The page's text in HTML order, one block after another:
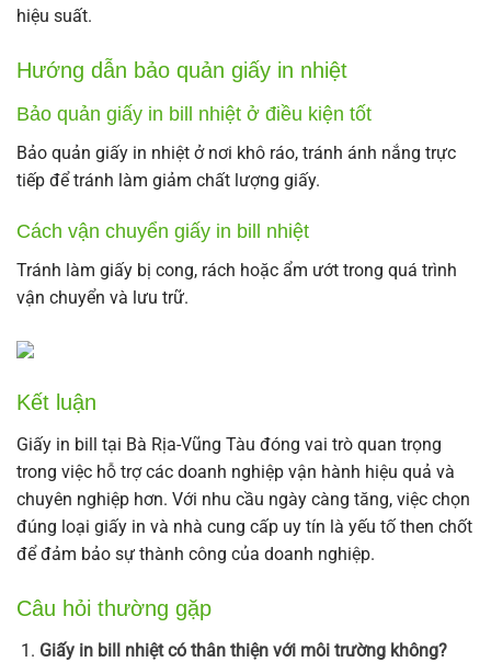
hiệu suất.
Hướng dẫn bảo quản giấy in nhiệt
Bảo quản giấy in bill nhiệt ở điều kiện tốt
Bảo quản giấy in nhiệt ở nơi khô ráo, tránh ánh nắng trực
tiếp để tránh làm giảm chất lượng giấy.
Cách vận chuyển giấy in bill nhiệt
Tránh làm giấy bị cong, rách hoặc ẩm ướt trong quá trình
vận chuyển và lưu trữ.
Kết luận
Giấy in bill tại Bà Rịa-Vũng Tàu đóng vai trò quan trọng
trong việc hỗ trợ các doanh nghiệp vận hành hiệu quả và
chuyên nghiệp hơn. Với nhu cầu ngày càng tăng, việc chọn
đúng loại giấy in và nhà cung cấp uy tín là yếu tố then chốt
để đảm bảo sự thành công của doanh nghiệp.
Câu hỏi thường gặp
Giấy in bill nhiệt có thân thiện với môi trường không?